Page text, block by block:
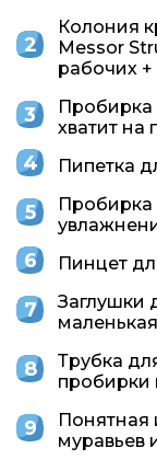
Колония
Messor
рабочих
Пробирка
хватит на
Пипетка
Пробирка
Пинцет
Заглушки
Трубка
пробирки
Понятная
муравьев